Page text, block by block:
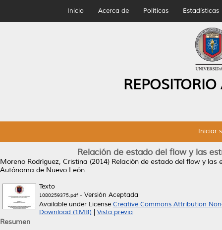
Inicio Acerca de Políticas Estadísticas
Iniciar
Relación de estado del flow y las
Moreno Rodríguez, Cristina (2014) Relación de estado del flow y las
Autónoma de Nuevo León.
Texto
1080259375.pdf- Versión Aceptada
Available under License Creative Commons Attribution
Download (1MB)
Vista previa
Resumen